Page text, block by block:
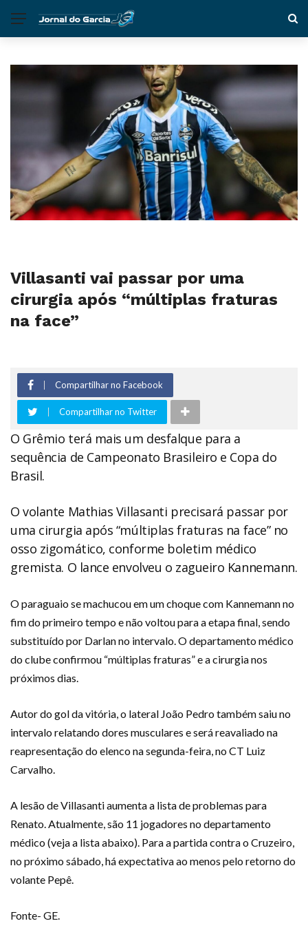
Villasanti vai passar por uma
cirurgia após “múltiplas fraturas
na face”
Compartilhar no Facebook
Compartilhar no Twitter
O Grêmio terá mais um desfalque para a
sequência de Campeonato Brasileiro e Copa do
Brasil.
O volante Mathias Villasanti precisará passar por
uma cirurgia após “múltiplas fraturas na face” no
osso zigomático, conforme boletim médico
gremista. O lance envolveu o zagueiro Kannemann.
O paraguaio se machucou em um choque com Kannemann no
fim do primeiro tempo e não voltou para a etapa final, sendo
substituído por Darlan no intervalo. O departamento médico
do clube confirmou “múltiplas fraturas” e a cirurgia nos
próximos dias.
Autor do gol da vitória, o lateral João Pedro também saiu no
intervalo relatando dores musculares e será reavaliado na
reapresentação do elenco na segunda-feira, no CT Luiz
Carvalho.
A lesão de Villasanti aumenta a lista de problemas para
Renato. Atualmente, são 11 jogadores no departamento
médico (veja a lista abaixo). Para a partida contra o Cruzeiro,
no próximo sábado, há expectativa ao menos pelo retorno do
volante Pepê.
Fonte- GE.